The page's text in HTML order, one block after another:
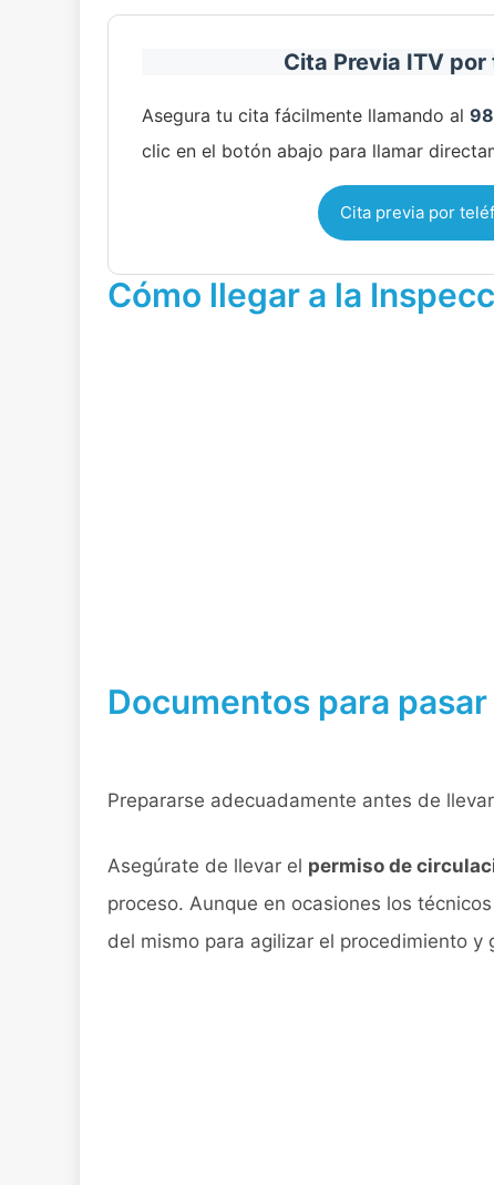
Cita Previa ITV
Asegura tu cita fácilmente llamando al
clic en el botón abajo para llamar
Cita previa por
Cómo llegar a la
Documentos para
Prepararse adecuadamente antes de
Asegúrate de llevar el permiso de
proceso. Aunque en ocasiones los
del mismo para agilizar el procedimiento